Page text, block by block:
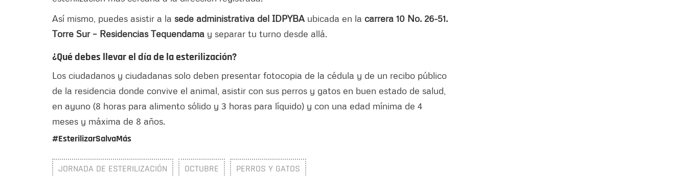
Así mismo, puedes asistir a la sede administrativa del IDPYBA ubicada en la carrera 10 No. 26-51.
Torre Sur – Residencias Tequendama y separar tu turno desde allá.
¿Qué debes llevar el día de la esterilización?
Los ciudadanos y ciudadanas solo deben presentar fotocopia de la cédula y de un recibo público
de la residencia donde convive el animal, asistir con sus perros y gatos en buen estado de salud,
en ayuno (8 horas para alimento sólido y 3 horas para líquido) y con una edad mínima de 4
meses y máxima de 8 años.
#EsterilizarSalvaMás
JORNADA DE ESTERILIZACIÓN OCTUBRE PERROS Y GATOS